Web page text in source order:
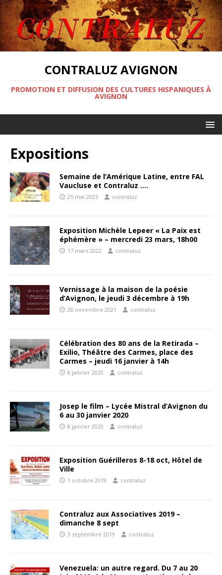
CONTRALUZ AVIGNON
PROMOTION ET DIFFUSION DES CULTURES HISPANIQUES À
AVIGNON
Expositions
Semaine de l’Amérique Latine, entre FAL
Vaucluse et Contraluz ….
25 mai 2023 contraluz
Exposition Michèle Lepeer « La Paix est
éphémère » – mercredi 23 mars, 18h00
17 mars 2022 contraluz
Vernissage à la maison de la poésie
d’Avignon, le jeudi 3 décembre à 19h
28 novembre 2021 contraluz
Célébration des 80 ans de la Retirada –
Exilio, Théâtre des Carmes, place des
Carmes – jeudi 16 janvier à 14h
8 janvier 2020 contraluz
Josep le film – Lycée Mistral d’Avignon du
6 au 30 janvier 2020
8 janvier 2020 contraluz
Exposition Guérilleros 8-18 oct, Hôtel de
Ville
1 octobre 2019 contraluz
Contraluz aux Associatives 2019 –
dimanche 8 sept
3 septembre 2019 contraluz
Venezuela: un autre regard. Du 7 au 20